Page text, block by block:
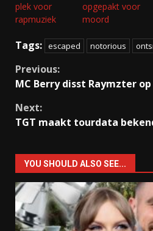
plek voor
rapmuziek
opgepakt voor
moord
Tags: escaped notorious
Continue
Reading
Previous:
MC Berry disst Raymzter
Next:
TGT maakt tourdata
YOU SHOULD ALSO SEE...